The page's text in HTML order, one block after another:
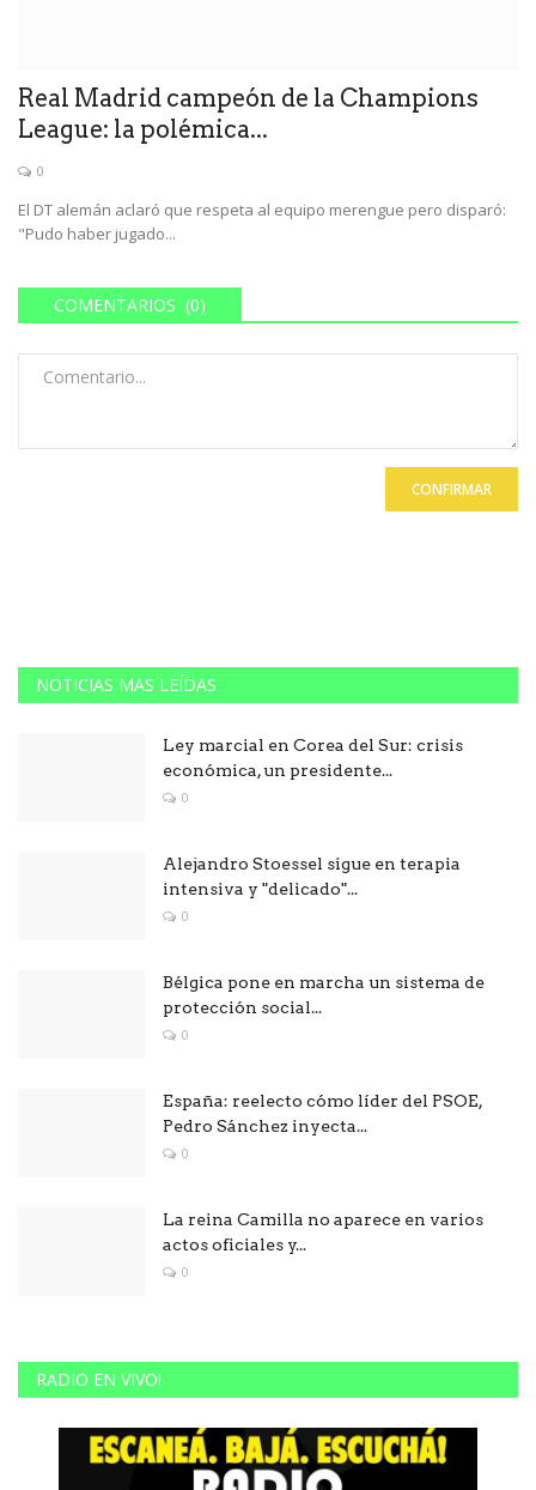
Real Madrid campeón de la Champions
League: la polémica...
0
El DT alemán aclaró que respeta al equipo merengue pero disparó:
"Pudo haber jugado...
COMENTARIOS (0)
CONFIRMAR
NOTICIAS MAS LEÍDAS
Ley marcial en Corea del Sur: crisis
económica, un presidente...
0
Alejandro Stoessel sigue en terapia
intensiva y "delicado"...
0
Bélgica pone en marcha un sistema de
protección social...
0
España: reelecto cómo líder del PSOE,
Pedro Sánchez inyecta...
0
La reina Camilla no aparece en varios
actos oficiales y...
0
RADIO EN VIVO!